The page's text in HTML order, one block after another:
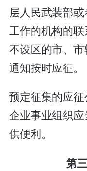
层人民武装部
工作的机构的联
不设区的市、
通知按时应征。
预定征集的应征
企业事业组织
供便利。
第